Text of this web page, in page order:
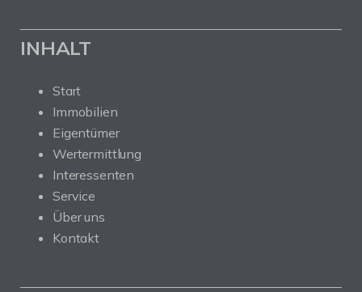
INHALT
Start
Immobilien
Eigentümer
Wertermittlung
Interessenten
Service
Über uns
Kontakt